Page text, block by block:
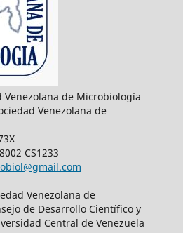
Venezolana de Microbiología
Venezolana de
CS1233
Venezolana de
de Desarrollo Científico y
Central de Venezuela